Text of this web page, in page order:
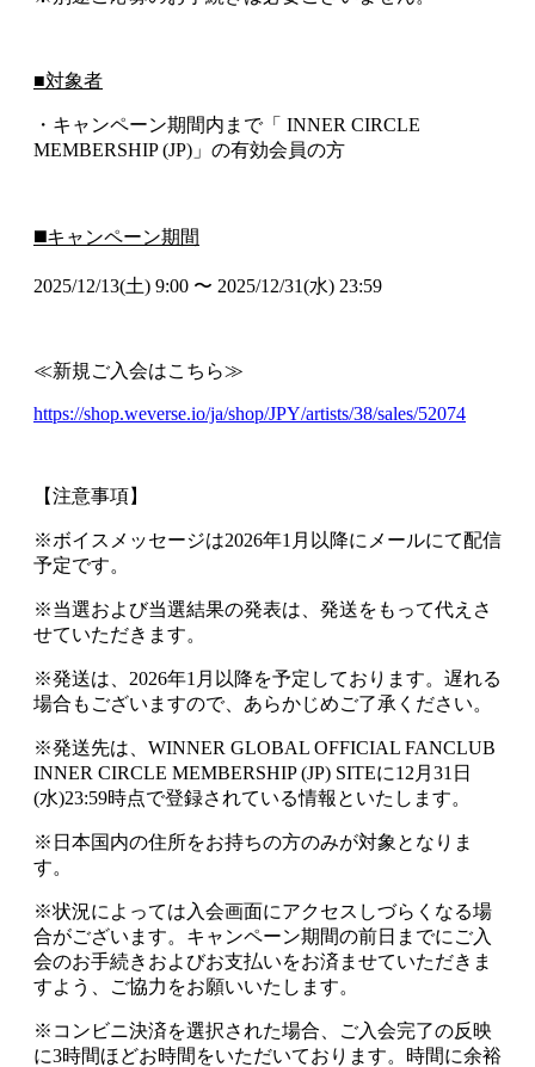
■対象者
・キャンペーン期間内まで「 INNER CIRCLE
MEMBERSHIP (JP)」の有効会員の方
◼️キャンペーン期間
2025/12/13(土) 9:00 〜 2025/12/31(水) 23:59
≪新規ご入会はこちら≫
https://shop.weverse.io/ja/shop/JPY/artists/38/sales/52074
【注意事項】
※ボイスメッセージは2026年1月以降にメールにて配信
予定です。
※当選および当選結果の発表は、発送をもって代えさ
せていただきます。
※発送は、2026年1月以降を予定しております。遅れる
場合もございますので、あらかじめご了承ください。
※発送先は、WINNER GLOBAL OFFICIAL FANCLUB
INNER CIRCLE MEMBERSHIP (JP) SITEに12月31日
(水)23:59時点で登録されている情報といたします。
※日本国内の住所をお持ちの方のみが対象となりま
す。
※状況によっては入会画面にアクセスしづらくなる場
合がございます。キャンペーン期間の前日までにご入
会のお手続きおよびお支払いをお済ませていただきま
すよう、ご協力をお願いいたします。
※コンビニ決済を選択された場合、ご入会完了の反映
に3時間ほどお時間をいただいております。時間に余裕